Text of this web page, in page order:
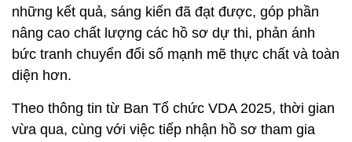
những kết quả, sáng kiến đã đạt được, góp phần
nâng cao chất lượng các hồ sơ dự thi, phản ánh
bức tranh chuyển đổi số mạnh mẽ thực chất và toàn
diện hơn.
Theo thông tin từ Ban Tổ chức VDA 2025, thời gian
vừa qua, cùng với việc tiếp nhận hồ sơ tham gia